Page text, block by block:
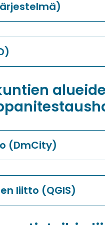
(DmCity)
liitto (QGIS)